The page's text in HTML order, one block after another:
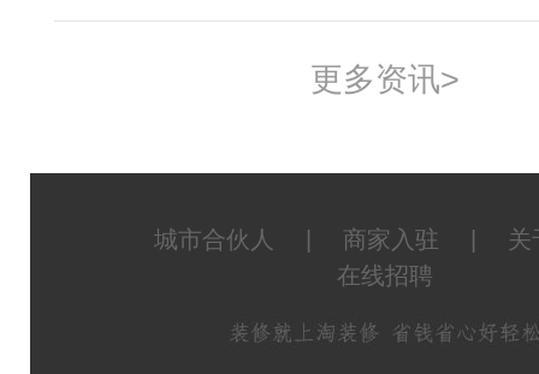
更多资讯>
城市合伙人 商家入驻
关
在线招聘